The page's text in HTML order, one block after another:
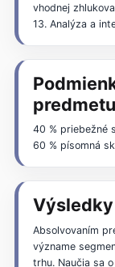
vhodnej
13. Analýza a
predmetu
40 % priebežné
60 % písomná
Absolvovaním
význame
trhu. Naučia sa